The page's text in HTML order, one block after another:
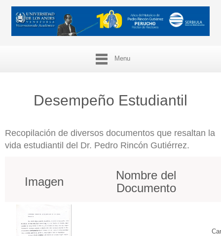
Menu
Desempeño Estudiantil
Recopilación de diversos documentos que resaltan la
vida estudiantil del Dr. Pedro Rincón Gutiérrez.
Imagen
Nombre del
Documento